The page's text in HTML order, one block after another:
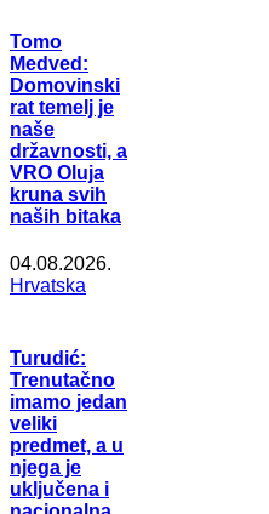
Tomo
Medved:
Domovinski
rat temelj je
naše
državnosti, a
VRO Oluja
kruna svih
naših bitaka
04.08.2026.
Hrvatska
Turudić:
Trenutačno
imamo jedan
veliki
predmet, a u
njega je
uključena i